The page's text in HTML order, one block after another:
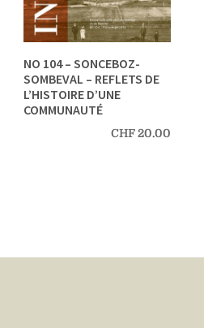
NO 104 – SONCEBOZ-
SOMBEVAL – REFLETS DE
L’HISTOIRE D’UNE
COMMUNAUTÉ
CHF20.00